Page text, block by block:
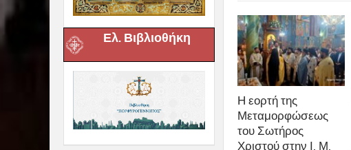
Ελ. Βιβλιοθήκη
Η εορτή της
Μεταμορφώσεως
του Σωτήρος
Χριστού στην Ι. Μ.